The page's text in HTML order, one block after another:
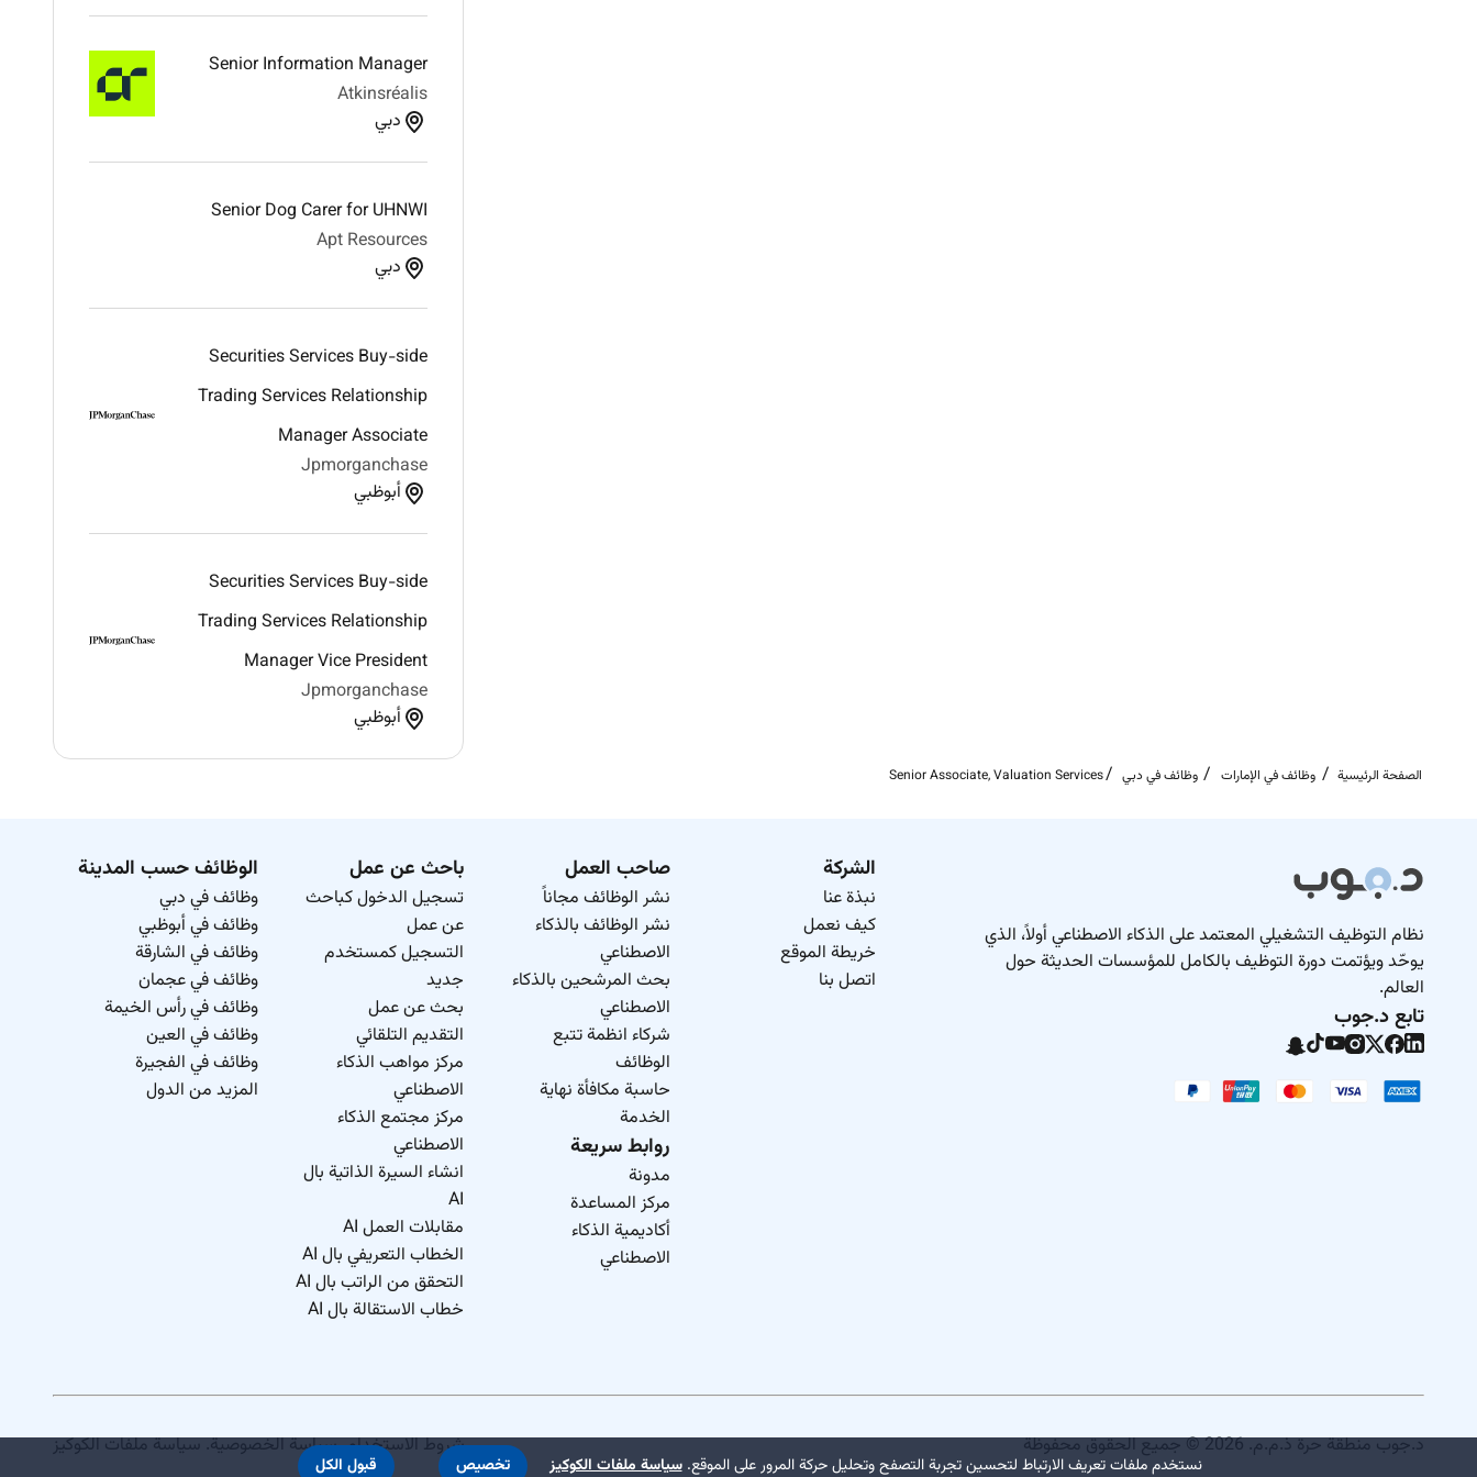
Senior Information Manager
Atkinsréalis
دبي
Senior Dog Carer for UHNWI
Apt Resources
دبي
Securities Services Buy-side
Trading Services Relationship
Manager Associate
Jpmorganchase
أبوظبي
Securities Services Buy-side
Trading Services Relationship
Manager Vice President
Jpmorganchase
أبوظبي
الصفحة الرئيسية وظائف في الإمارات وظائف في دبي Senior Associate, Valuation Services
نظام التوظيف التشغيلي المعتمد على الذكاء الاصطناعي أولاً، الذي
يوحّد ويؤتمت دورة التوظيف بالكامل للمؤسسات الحديثة حول
العالم.
تابع د.جوب
الشركة
نبذة عنا
كيف نعمل
خريطة الموقع
اتصل بنا
صاحب العمل
نشر الوظائف مجاناً
نشر الوظائف بالذكاء
الاصطناعي
بحث المرشحين بالذكاء
الاصطناعي
شركاء انظمة تتبع
الوظائف
حاسبة مكافأة نهاية
الخدمة
روابط سريعة
مدونة
مركز المساعدة
أكاديمية الذكاء
الاصطناعي
باحث عن عمل
تسجيل الدخول كباحث
عن عمل
التسجيل كمستخدم
جديد
بحث عن عمل
التقديم التلقائي
مركز مواهب الذكاء
الاصطناعي
مركز مجتمع الذكاء
الاصطناعي
انشاء السيرة الذاتية بال
AI
مقابلات العمل AI
الخطاب التعريفي بال AI
التحقق من الراتب بال AI
خطاب الاستقالة بال AI
الوظائف حسب المدينة
وظائف في دبي
وظائف في أبوظبي
وظائف في الشارقة
وظائف في عجمان
وظائف في رأس الخيمة
وظائف في العين
وظائف في الفجيرة
المزيد من الدول
د.جوب منطقة حرة ذ.م.م. 2026 © جميع الحقوق محفوظة شروط الاستخدام.سياسة الخصوصية.سياسة ملفات الكوكيز
نستخدم ملفات تعريف الارتباط لتحسين تجربة التصفح وتحليل حركة المرور على الموقع.سياسة ملفات الكوكيز تخصيص قبول الكل